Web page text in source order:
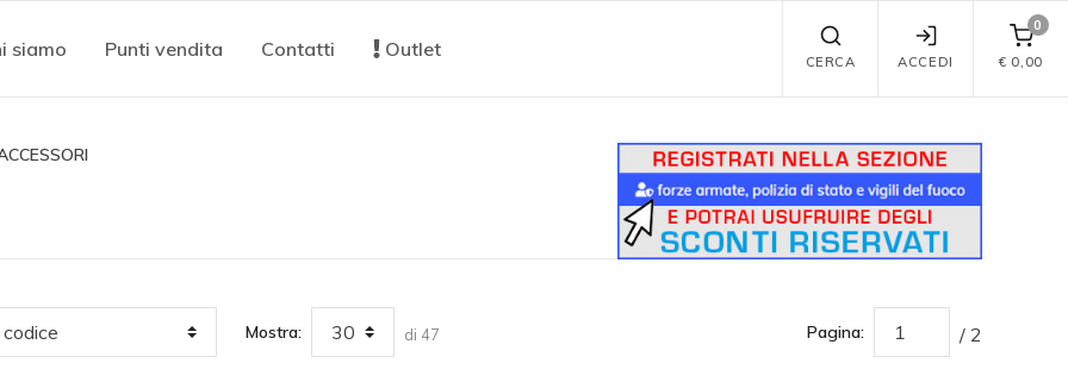
siamo Punti vendita Contatti Outlet
CERCA ACCEDI
0
€ 0,00
Mostra: di 47 Pagina: / 2